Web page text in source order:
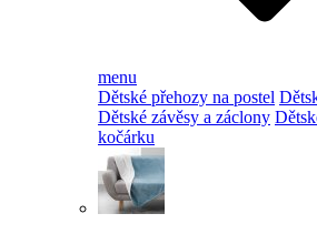
menu
Dětské přehozy na postel
Dětské závěsy a záclony
kočárku